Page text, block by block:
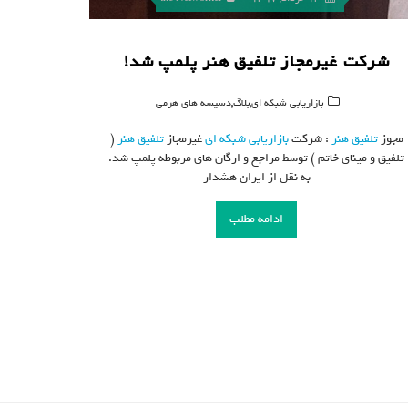
شرکت غیرمجاز تلفیق هنر پلمپ شد!
بازاریابی شبکه ای,بلاگ,دسیسه های هرمی
مجوزتلفیق هنر : شرکتبازاریابی شبکه ایغیرمجازتلفیق هنر (
تلفیق و مینای خاتم ) توسط مراجع و ارگان های مربوطه پلمپ شد.
به نقل از ایران هشدار
ادامه مطلب